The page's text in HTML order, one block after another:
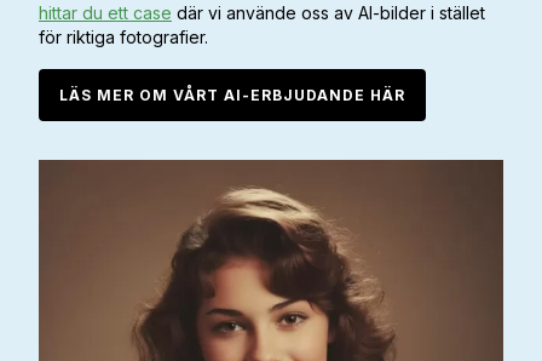
hittar du ett case där vi använde oss av AI-bilder i stället
för riktiga fotografier.
LÄS MER OM VÅRT AI-ERBJUDANDE HÄR